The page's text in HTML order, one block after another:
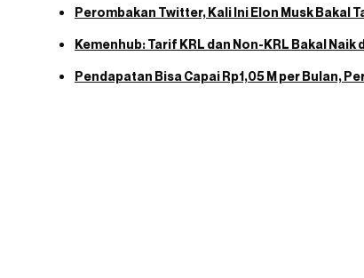
Perombakan Twitter, Kali Ini Elon Musk Bakal
Kemenhub: Tarif KRL dan Non-KRL Bakal Naik
Pendapatan Bisa Capai Rp1,05 M per Bulan,